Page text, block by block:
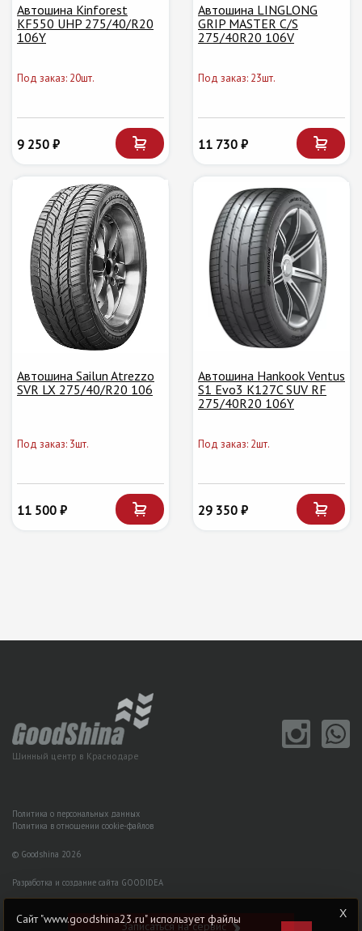
Автошина Kinforest
KF550 UHP 275/40/R20
106Y
Под заказ: 20шт.
9 250 ₽
Автошина LINGLONG
GRIP MASTER C/S
275/40R20 106V
Под заказ: 23шт.
11 730 ₽
Автошина Sailun Atrezzo
SVR LX 275/40/R20 106
Под заказ: 3шт.
11 500 ₽
Автошина Hankook Ventus
S1 Evo3 K127C SUV RF
275/40R20 106Y
Под заказ: 2шт.
29 350 ₽
Шинный центр в Краснодаре
Политика о персональных данных
Политика в отношении cookie-файлов
© Goodshina 2026
Разработка и создание сайта GOODIDEA
Записаться на сервис
Сайт "www.goodshina23.ru" использует файлы